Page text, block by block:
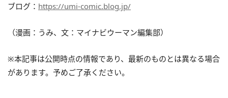
ブログ： https://umi-comic.blog.jp/
（漫画：うみ、文：マイナビウーマン編集部）
※本記事は公開時点の情報であり、最新のものとは異なる場合
があります。予めご了承ください。